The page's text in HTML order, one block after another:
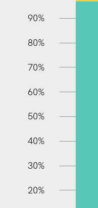
10%
90%
80%
70%
60%
50%
40%
30%
20%